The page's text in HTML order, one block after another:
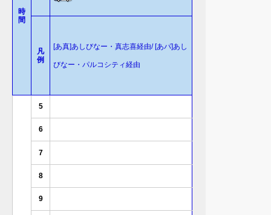
時
間
凡
例
[あ真]あしびなー・真志喜経由/ [あパ]あし
びなー・パルコシティ経由
5
6
7
8
9